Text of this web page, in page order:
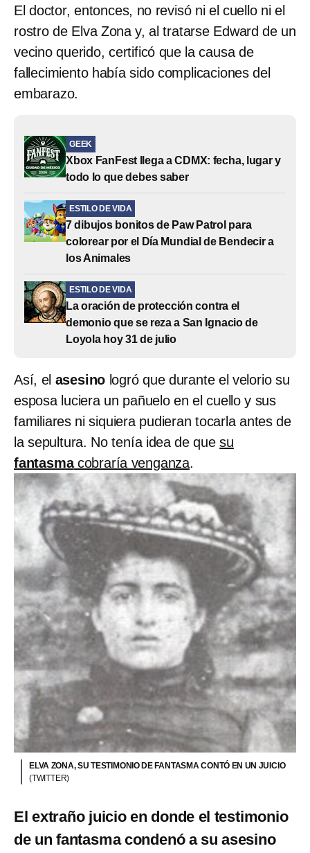
El doctor, entonces, no revisó ni el cuello ni el
rostro de Elva Zona y, al tratarse Edward de un
vecino querido, certificó que la causa de
fallecimiento había sido complicaciones del
embarazo.
GEEK
Xbox FanFest llega a CDMX: fecha, lugar y
todo lo que debes saber
ESTILO DE VIDA
7 dibujos bonitos de Paw Patrol para
colorear por el Día Mundial de Bendecir a
los Animales
ESTILO DE VIDA
La oración de protección contra el
demonio que se reza a San Ignacio de
Loyola hoy 31 de julio
Así, el asesino logró que durante el velorio su
esposa luciera un pañuelo en el cuello y sus
familiares ni siquiera pudieran tocarla antes de
la sepultura. No tenía idea de quesu
fantasmacobraría venganza.
ELVA ZONA, SU TESTIMONIO DE FANTASMA CONTÓ EN UN JUICIO
(TWITTER)
El extraño juicio en donde el testimonio
de un fantasma condenó a su asesino